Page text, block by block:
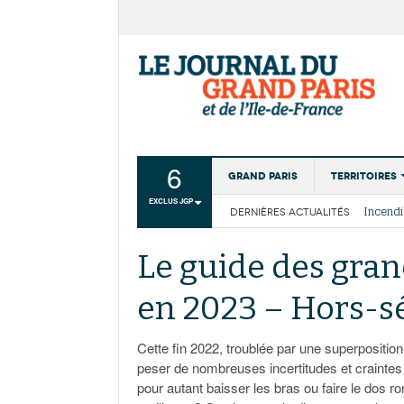
6
EXCLUS JGP
Grand Paris Territoires
Institutions
Services
DERNIÈRES ACTUALITÉS
La
Le guide des
en 2023 – Hors-
Cette fin 2022, troublée par une
peser de nombreuses incertitudes et craintes
pour autant baisser les bras ou faire le dos